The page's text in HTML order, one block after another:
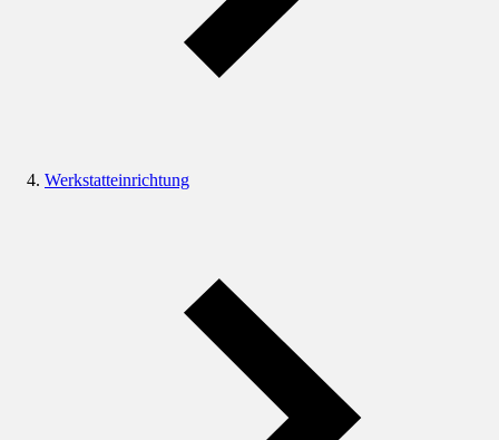
Werkstatteinrichtung